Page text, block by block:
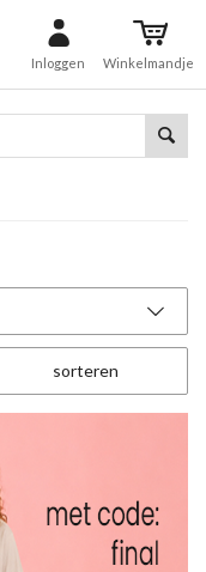
Inloggen Winkelmandje
sorteren